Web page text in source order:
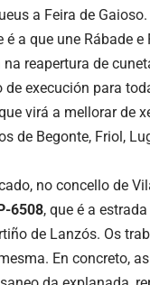
a Feira de Gaioso.
é a que une Rábade e
reapertura de
execución para
virá a mellorar de
Begonte, Friol,
no concello de
6508, que é a
de Lanzós. Os
En concreto,